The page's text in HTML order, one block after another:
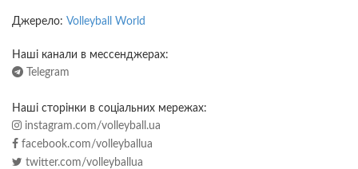
Джерело: Volleyball World
Наші канали в мессенджерах:
Telegram
Наші сторінки в соціальних мережах:
instagram.com/volleyball.ua
facebook.com/volleyballua
twitter.com/volleyballua